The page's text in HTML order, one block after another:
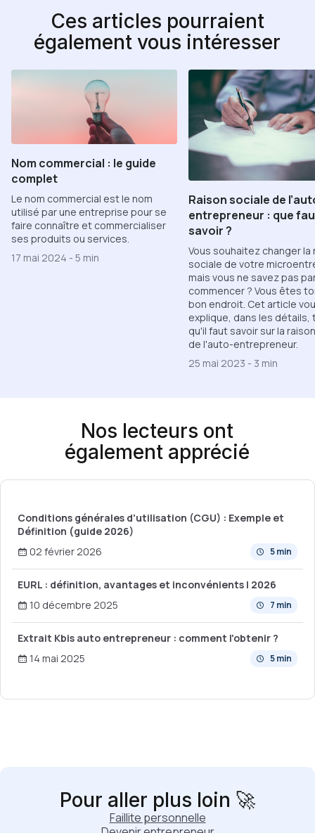
Ces articles pourraient
également vous intéresser
Nom commercial : le guide
complet
Le nom commercial est le nom
utilisé par une entreprise pour se
faire connaître et commercialiser
ses produits ou services.
17 mai 2024 - 5 min
Raison sociale de
entrepreneur : que
savoir ?
Vous souhaitez changer la
sociale de votre
mais vous ne savez pas
commencer ? Vous êtes
bon endroit. Cet article
explique, dans les détails,
qu'il faut savoir sur la
de l'auto-entrepreneur.
25 mai 2023 - 3 min
Nos lecteurs ont
également apprécié
Conditions générales d'utilisation (CGU) : Exemple et
Définition (guide 2026)
5 min
02 février 2026
EURL : définition, avantages et inconvénients | 2026
7 min
10 décembre 2025
Extrait Kbis auto entrepreneur : comment l'obtenir ?
5 min
14 mai 2025
Pour aller plus loin 🚀
Faillite personnelle